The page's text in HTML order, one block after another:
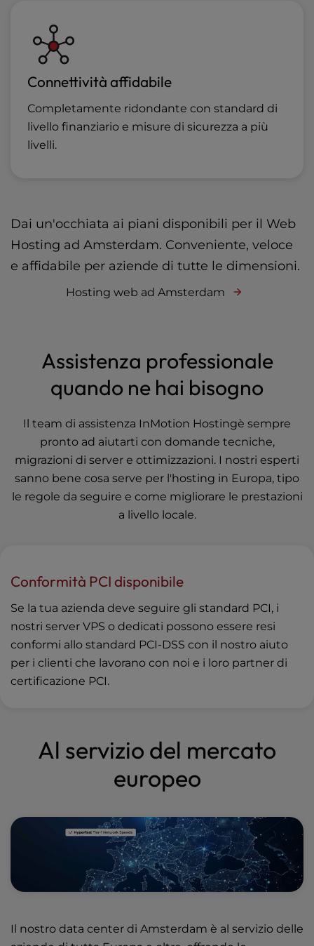
Connettività affidabile
Completamente ridondante con standard di
livello finanziario e misure di sicurezza a più
livelli.
Dai un'occhiata ai piani disponibili per il Web
Hosting ad Amsterdam. Conveniente, veloce
e affidabile per aziende di tutte le dimensioni.
Hosting web ad Amsterdam
Assistenza professionale
quando ne hai bisogno
Il team di assistenza InMotion Hostingè sempre
pronto ad aiutarti con domande tecniche,
migrazioni di server e ottimizzazioni. I nostri esperti
sanno bene cosa serve per l'hosting in Europa, tipo
le regole da seguire e come migliorare le prestazioni
a livello locale.
Conformità PCI disponibile
Se la tua azienda deve seguire gli standard PCI, i
nostri server VPS o dedicati possono essere resi
conformi allo standard PCI-DSS con il nostro aiuto
per i clienti che lavorano con noi e i loro partner di
certificazione PCI.
Al servizio del mercato
europeo
Il nostro data center di Amsterdam è al servizio delle